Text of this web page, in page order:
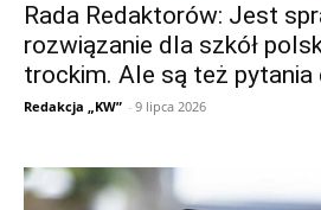
Rada Redaktorów: Jest
rozwiązanie dla szkół
trockim. Ale są też pytania
Redakcja „KW” - 9 lipca 2026